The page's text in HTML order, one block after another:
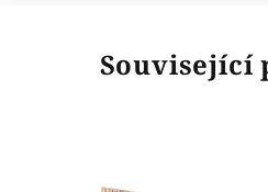
Související